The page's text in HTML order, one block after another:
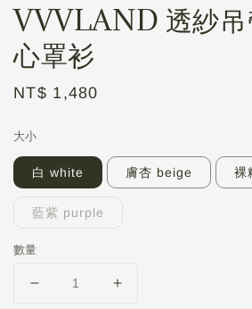
VVVLAND 透紗吊
心罩衫
Regular
NT$ 1,480
大小
白 white 膚杏 beige 裸
藍紫 purple
數量